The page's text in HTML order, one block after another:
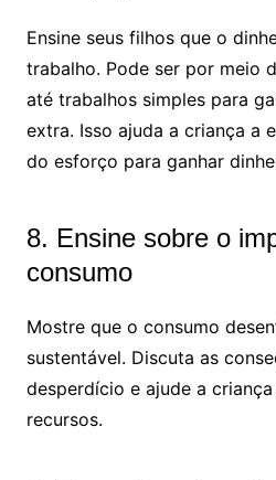
Ensine seus filhos que o
trabalho. Pode ser por meio
até trabalhos simples para
extra. Isso ajuda a criança a
do esforço para ganhar
8. Ensine sobre o
consumo
Mostre que o consumo
sustentável. Discuta as
desperdício e ajude a
recursos.